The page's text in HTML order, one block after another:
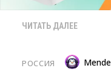
ЧИТАТЬ ДАЛЕЕ
РОССИЯ